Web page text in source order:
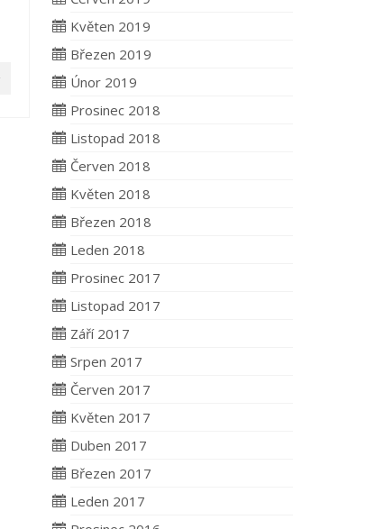
Květen 2019
Březen 2019
Únor 2019
Prosinec 2018
Listopad 2018
Červen 2018
Květen 2018
Březen 2018
Leden 2018
Prosinec 2017
Listopad 2017
Září 2017
Srpen 2017
Červen 2017
Květen 2017
Duben 2017
Březen 2017
Leden 2017